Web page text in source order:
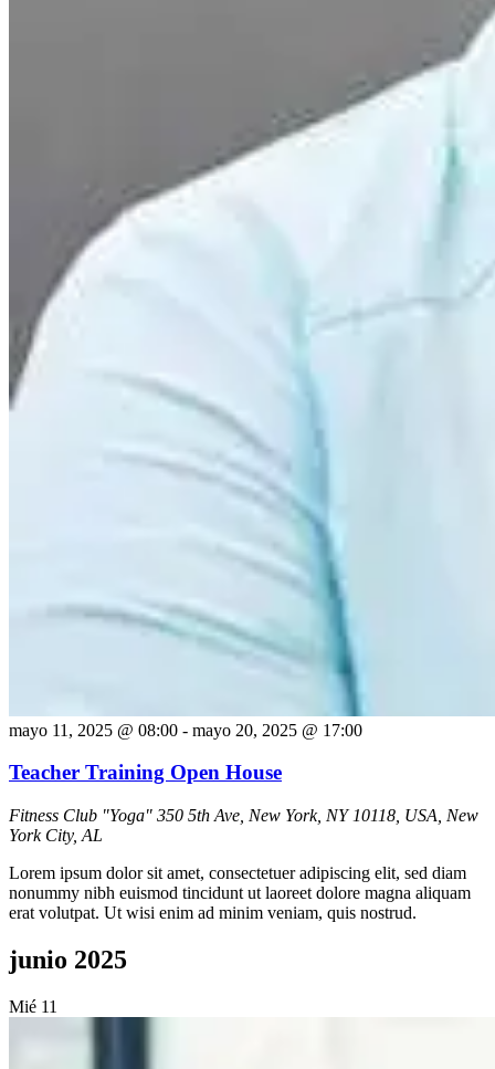
mayo 11, 2025 @ 08:00 - mayo 20, 2025 @ 17:00
Teacher Training Open House
Fitness Club "Yoga" 350 5th Ave, New York, NY 10118, USA, New
York City, AL
Lorem ipsum dolor sit amet, consectetuer adipiscing elit, sed diam
nonummy nibh euismod tincidunt ut laoreet dolore magna aliquam
erat volutpat. Ut wisi enim ad minim veniam, quis nostrud.
junio 2025
Mié 11